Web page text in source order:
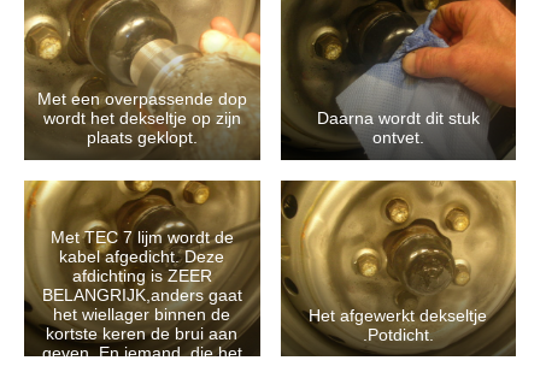
Met een overpassende dop
wordt het dekseltje op zijn
plaats geklopt.
Daarna wordt dit stuk
ontvet.
Met TEC 7 lijm wordt de
kabel afgedicht. Deze
afdichting is ZEER
BELANGRIJK,anders gaat
het wiellager binnen de
kortste keren de brui aan
geven. En iemand ,die het
Het afgewerkt dekseltje
.Potdicht.